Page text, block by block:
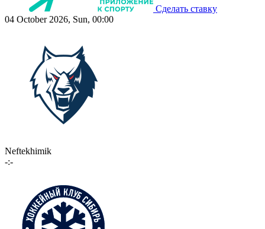
Сделать ставку
04 October 2026, Sun, 00:00
Neftekhimik
-:-